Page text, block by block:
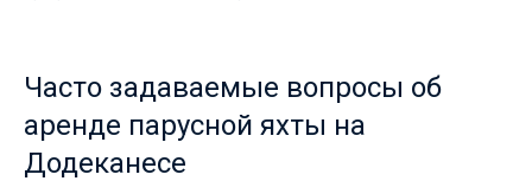
Часто задаваемые вопросы об
аренде парусной яхты на
Додеканесе